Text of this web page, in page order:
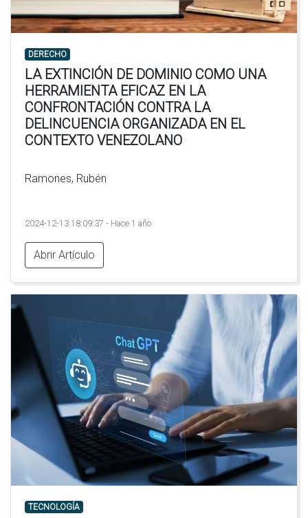
DERECHO
LA EXTINCIÓN DE DOMINIO COMO UNA
HERRAMIENTA EFICAZ EN LA
CONFRONTACIÓN CONTRA LA
DELINCUENCIA ORGANIZADA EN EL
CONTEXTO VENEZOLANO
Ramones, Rubén
2024-12-13 18:09:37 - Hace 1 año
Abrir Artículo
TECNOLOGÍA